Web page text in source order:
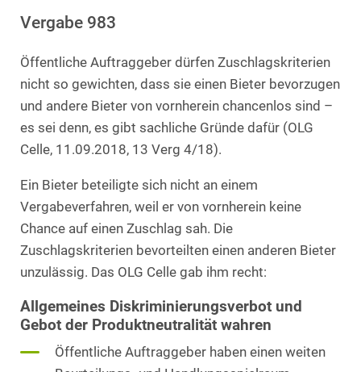
Vergabe 983
Öffentliche Auftraggeber dürfen Zuschlagskriterien
nicht so gewichten, dass sie einen Bieter bevorzugen
und andere Bieter von vornherein chancenlos sind –
es sei denn, es gibt sachliche Gründe dafür (OLG
Celle, 11.09.2018, 13 Verg 4/18).
Ein Bieter beteiligte sich nicht an einem
Vergabeverfahren, weil er von vornherein keine
Chance auf einen Zuschlag sah. Die
Zuschlagskriterien bevorteilten einen anderen Bieter
unzulässig. Das OLG Celle gab ihm recht:
Allgemeines Diskriminierungsverbot und
Gebot der Produktneutralität wahren
Öffentliche Auftraggeber haben einen weiten